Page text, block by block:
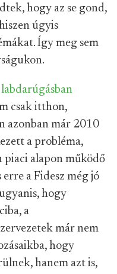
hogy az se gond,
úgyis
Így meg sem
labdarúgásban
csak itthon,
azonban már 2010
a probléma,
piaci alapon működő
a Fidesz még jó
hogy
a
már nem
hogy
hanem azt is,